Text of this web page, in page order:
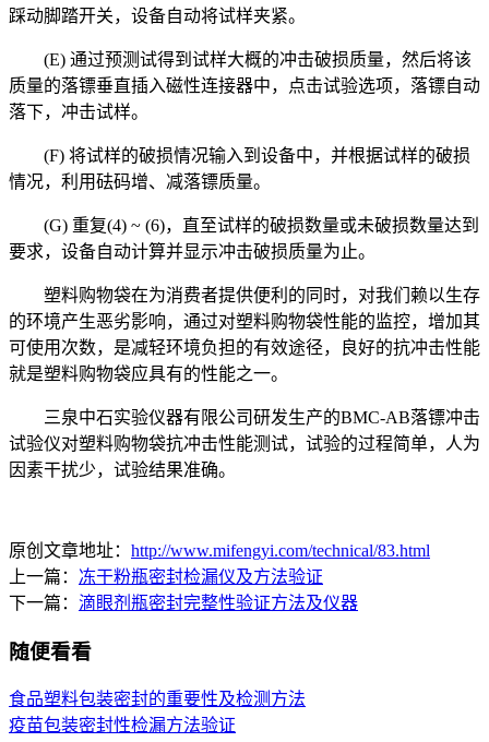
踩动脚踏开关，设备自动将试样夹紧。
(E) 通过预测试得到试样大概的冲击破损质量，然后将该
质量的落镖垂直插入磁性连接器中，点击试验选项，落镖自动
落下，冲击试样。
(F) 将试样的破损情况输入到设备中，并根据试样的破损
情况，利用砝码增、减落镖质量。
(G) 重复(4) ~ (6)，直至试样的破损数量或未破损数量达到
要求，设备自动计算并显示冲击破损质量为止。
塑料购物袋在为消费者提供便利的同时，对我们赖以生存
的环境产生恶劣影响，通过对塑料购物袋性能的监控，增加其
可使用次数，是减轻环境负担的有效途径，良好的抗冲击性能
就是塑料购物袋应具有的性能之一。
三泉中石实验仪器有限公司研发生产的BMC-AB落镖冲击
试验仪对塑料购物袋抗冲击性能测试，试验的过程简单，人为
因素干扰少，试验结果准确。
原创文章地址： http://www.mifengyi.com/technical/83.html
上一篇： 冻干粉瓶密封检漏仪及方法验证
下一篇： 滴眼剂瓶密封完整性验证方法及仪器
随便看看
食品塑料包装密封的重要性及检测方法
疫苗包装密封性检漏方法验证